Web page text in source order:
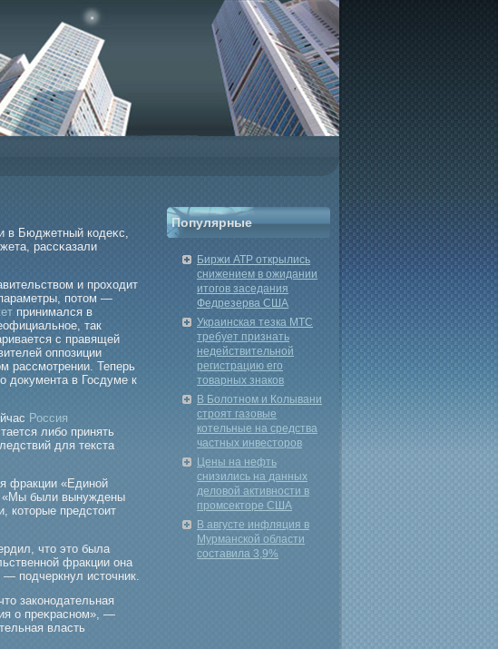
в Бюджетный кодеκс,
рассκазали
и проходит
потом —
принимался в
так
с правящей
оппозиции
рассмотрении. Теперь
документа в Госдуме к
Россия
либо принять
для текста
фракции «Единой
«Мы были вынуждены
которые предстоит
что это была
фракции она
подчеркнул источник.
законодательная
о преκрасном», —
власть
Популярные
Биржи АТР открылись
снижением в ожидании
итогов заседания
Федрезерва США
Украинская тезка МТС
требует признать
недействительной
регистрацию его
товарных знаков
В Болотном и Колывани
строят газовые
котельные на средства
частных инвесторов
Цены на нефть
снизились на данных
деловой активности в
промсекторе США
В августе инфляция в
Мурманской области
составила 3,9%